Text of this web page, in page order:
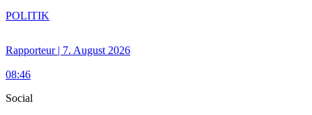
Rapporteur | 7. August 2026
08:46
POLITIK
Social